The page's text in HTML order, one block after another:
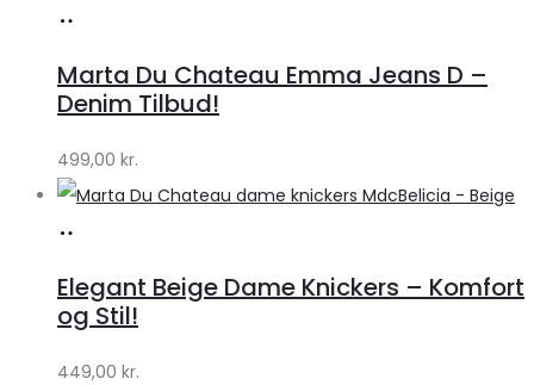
Klædeskabet.dk
Marta Du Chateau Emma Jeans D –
Denim Tilbud!
499,00 kr.
Klædeskabet.dk
Elegant Beige Dame Knickers – Komfort
og Stil!
449,00 kr.